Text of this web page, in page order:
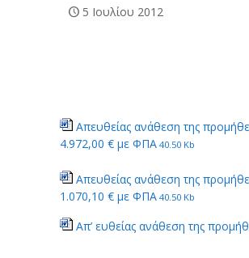
5 Ιουλίου 2012
Απευθείας ανάθεση της
4.972,00 € με ΦΠΑ 40.50 Kb
Απευθείας ανάθεση της
1.070,10 € με ΦΠΑ 40.50 Kb
Απ’ ευθείας ανάθεση της